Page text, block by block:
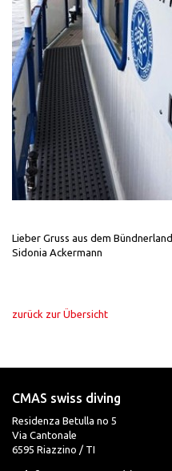
Lieber Gruss aus dem Bündnerland
Sidonia Ackermann
zurück zur Übersicht
CMAS swiss diving
Residenza Betulla no 5
Via Cantonale
6595 Riazzino / TI